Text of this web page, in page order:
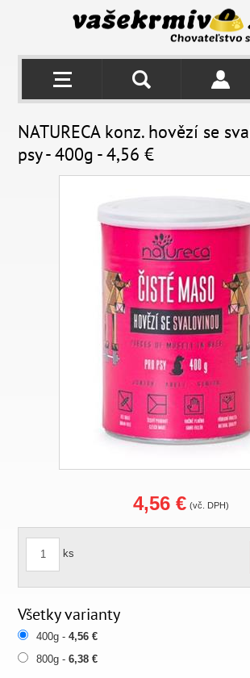
NATURECA konz. hovězí se
psy - 400g - 4,56 €
4,56 € (vč. DPH)
ks
Všetky varianty
400g -4,56 €
800g -6,38 €